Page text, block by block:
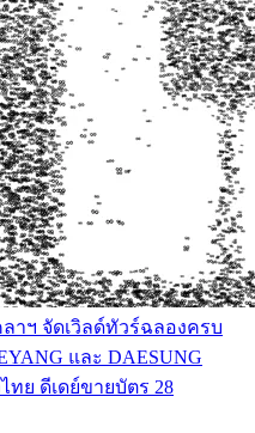
าฯ จัดเวิลด์ทัวร์ฉลองครบ
และ DAESUNG
ย ดีเดย์ขายบัตร 28